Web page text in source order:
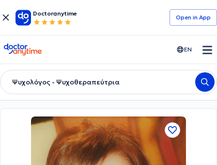
Doctoranytime
Open in Αpp
doctoranytime EN
Ψυχολόγος - Ψυχοθεραπεύτρια